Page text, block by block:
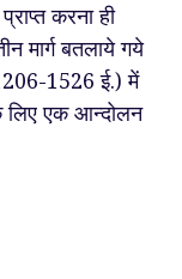
करना ही
मार्ग बतलाये गये
1526 ई.) में
लिए एक आन्दोलन